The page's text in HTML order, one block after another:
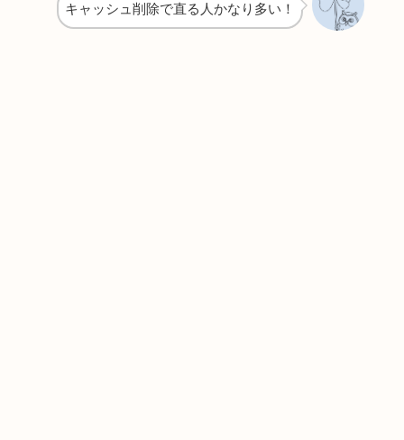
キャッシュ削除で直る人かなり多い！